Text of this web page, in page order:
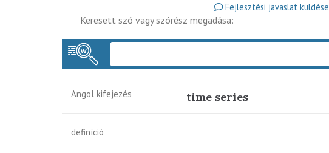
Fejlesztési javaslat küldése
Keresett szó vagy szórész megadása:
Angol kifejezés time series
definíció